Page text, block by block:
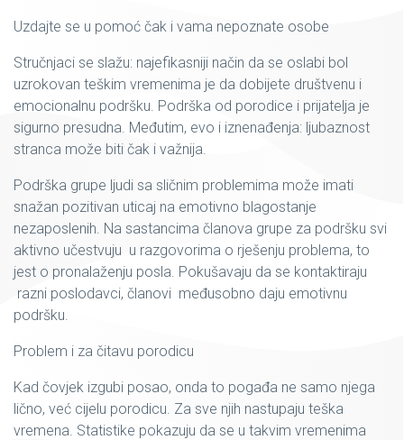
Uzdajte se u pomoć čak i vama nepoznate osobe
Stručnjaci se slažu: najefikasniji način da se oslabi bol
uzrokovan teškim vremenima je da dobijete društvenu i
emocionalnu podršku. Podrška od porodice i prijatelja je
sigurno presudna. Međutim, evo i iznenađenja: ljubaznost
stranca može biti čak i važnija.
Podrška grupe ljudi sa sličnim problemima može imati
snažan pozitivan uticaj na emotivno blagostanje
nezaposlenih. Na sastancima članova grupe za podršku svi
aktivno učestvuju u razgovorima o rješenju problema, to
jest o pronalaženju posla. Pokušavaju da se kontaktiraju
razni poslodavci, članovi međusobno daju emotivnu
podršku.
Problem i za čitavu porodicu
Kad čovjek izgubi posao, onda to pogađa ne samo njega
lično, već cijelu porodicu. Za sve njih nastupaju teška
vremena. Statistike pokazuju da se u takvim vremenima